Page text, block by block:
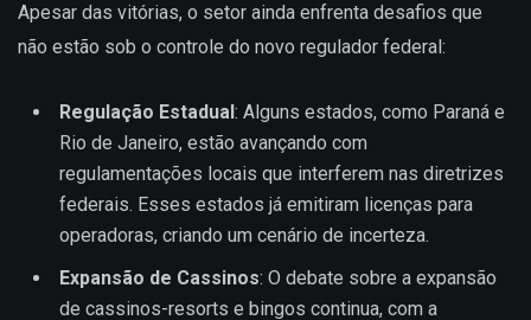
Apesar das vitórias, o setor ainda enfrenta desafios que
não estão sob o controle do novo regulador federal:
Regulação Estadual: Alguns estados, como Paraná e
Rio de Janeiro, estão avançando com
regulamentações locais que interferem nas diretrizes
federais. Esses estados já emitiram licenças para
operadoras, criando um cenário de incerteza.
Expansão de Cassinos: O debate sobre a expansão
de cassinos-resorts e bingos continua, com a